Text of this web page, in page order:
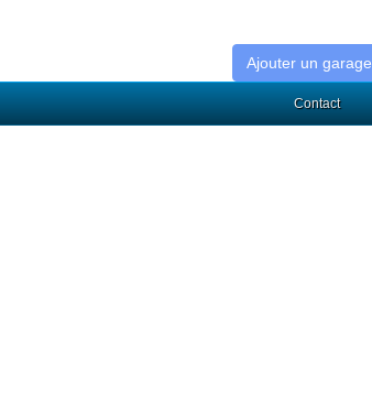
Ajouter un garage
Contact